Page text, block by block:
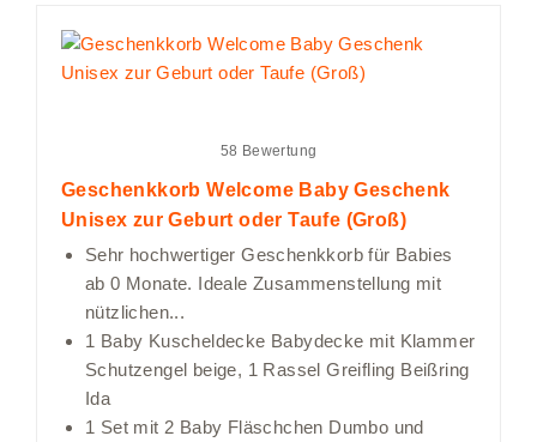
58 Bewertung
Geschenkkorb Welcome Baby Geschenk
Unisex zur Geburt oder Taufe (Groß)
Sehr hochwertiger Geschenkkorb für Babies
ab 0 Monate. Ideale Zusammenstellung mit
nützlichen...
1 Baby Kuscheldecke Babydecke mit Klammer
Schutzengel beige, 1 Rassel Greifling Beißring
Ida
1 Set mit 2 Baby Fläschchen Dumbo und